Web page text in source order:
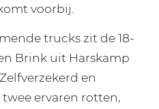
voorbij.
trucks zit de 18-
Brink uit Harskamp
en
ervaren rotten,